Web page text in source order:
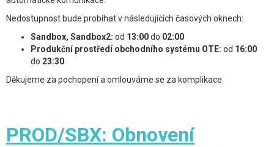
Nedostupnost bude probíhat v následujících časových oknech:
Sandbox, Sandbox2: od 13:00do 02:00
Produkční prostředí obchodního systému OTE: od 16:00
do 23:30
Děkujeme za pochopení a omlouváme se za komplikace.
PROD/SBX: Obnovení